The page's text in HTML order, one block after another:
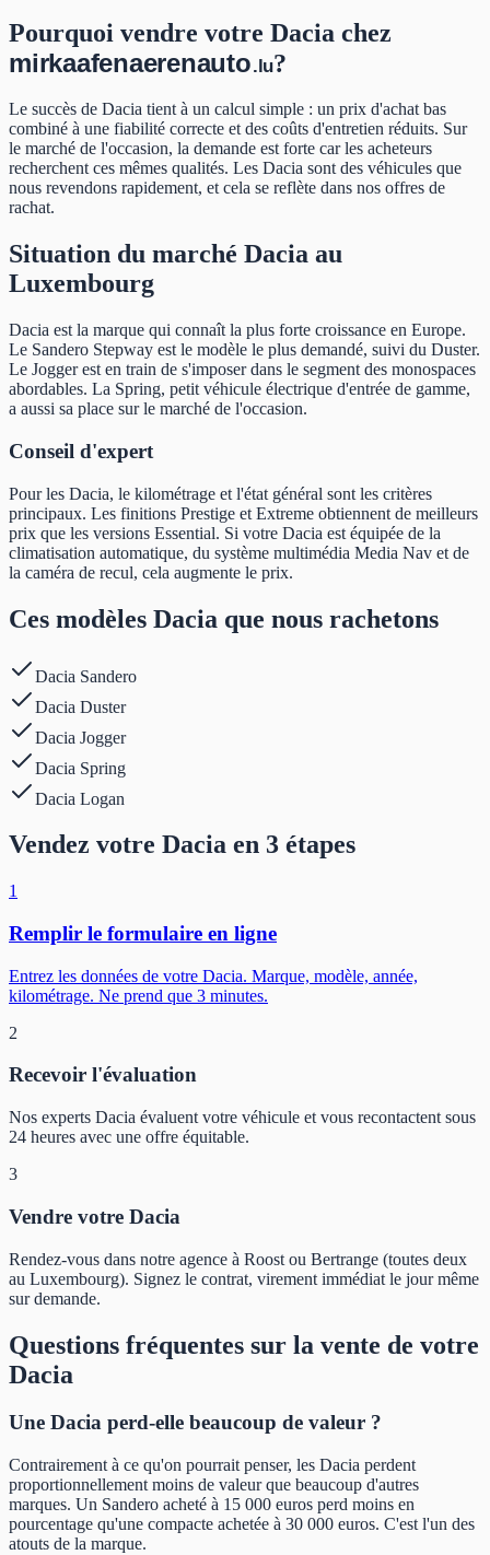
Pourquoi vendre votre Dacia chez
mirkaafenaerenauto.lu?
Le succès de Dacia tient à un calcul simple : un prix d'achat bas
combiné à une fiabilité correcte et des coûts d'entretien réduits. Sur
le marché de l'occasion, la demande est forte car les acheteurs
recherchent ces mêmes qualités. Les Dacia sont des véhicules que
nous revendons rapidement, et cela se reflète dans nos offres de
rachat.
Situation du marché Dacia au
Luxembourg
Dacia est la marque qui connaît la plus forte croissance en Europe.
Le Sandero Stepway est le modèle le plus demandé, suivi du Duster.
Le Jogger est en train de s'imposer dans le segment des monospaces
abordables. La Spring, petit véhicule électrique d'entrée de gamme,
a aussi sa place sur le marché de l'occasion.
Conseil d'expert
Pour les Dacia, le kilométrage et l'état général sont les critères
principaux. Les finitions Prestige et Extreme obtiennent de meilleurs
prix que les versions Essential. Si votre Dacia est équipée de la
climatisation automatique, du système multimédia Media Nav et de
la caméra de recul, cela augmente le prix.
Ces modèles Dacia que nous rachetons
Dacia Sandero
Dacia Duster
Dacia Jogger
Dacia Spring
Dacia Logan
Vendez votre Dacia en 3 étapes
1
Remplir le formulaire en ligne
Entrez les données de votre Dacia. Marque, modèle, année,
kilométrage. Ne prend que 3 minutes.
2
Recevoir l'évaluation
Nos experts Dacia évaluent votre véhicule et vous recontactent sous
24 heures avec une offre équitable.
3
Vendre votre Dacia
Rendez-vous dans notre agence à Roost ou Bertrange (toutes deux
au Luxembourg). Signez le contrat, virement immédiat le jour même
sur demande.
Questions fréquentes sur la vente de votre
Dacia
Une Dacia perd-elle beaucoup de valeur ?
Contrairement à ce qu'on pourrait penser, les Dacia perdent
proportionnellement moins de valeur que beaucoup d'autres
marques. Un Sandero acheté à 15 000 euros perd moins en
pourcentage qu'une compacte achetée à 30 000 euros. C'est l'un des
atouts de la marque.